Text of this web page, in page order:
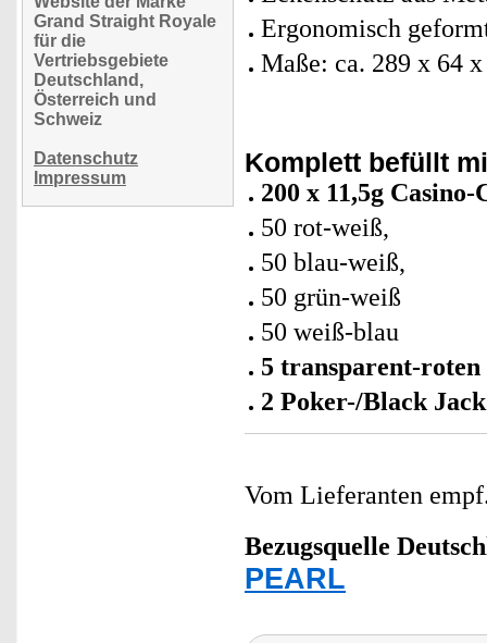
Grand Straight Royale
für die
Vertriebsgebiete
Deutschland,
Österreich und
Schweiz
Datenschutz
Impressum
Ergonomisch
Maße: ca. 289 x 64
Komplett befüllt
200 x 11,5g Casino-
50 rot-weiß,
50 blau-weiß,
50 grün-weiß
50 weiß-blau
5 transparent-
2 Poker-/Black
Vom Lieferanten
Bezugsquelle
PEARL